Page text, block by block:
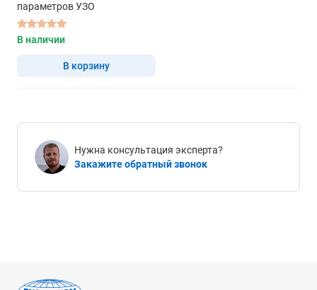
параметров УЗО
В наличии
В корзину
Нужна консультация эксперта?
Закажите обратный звонок